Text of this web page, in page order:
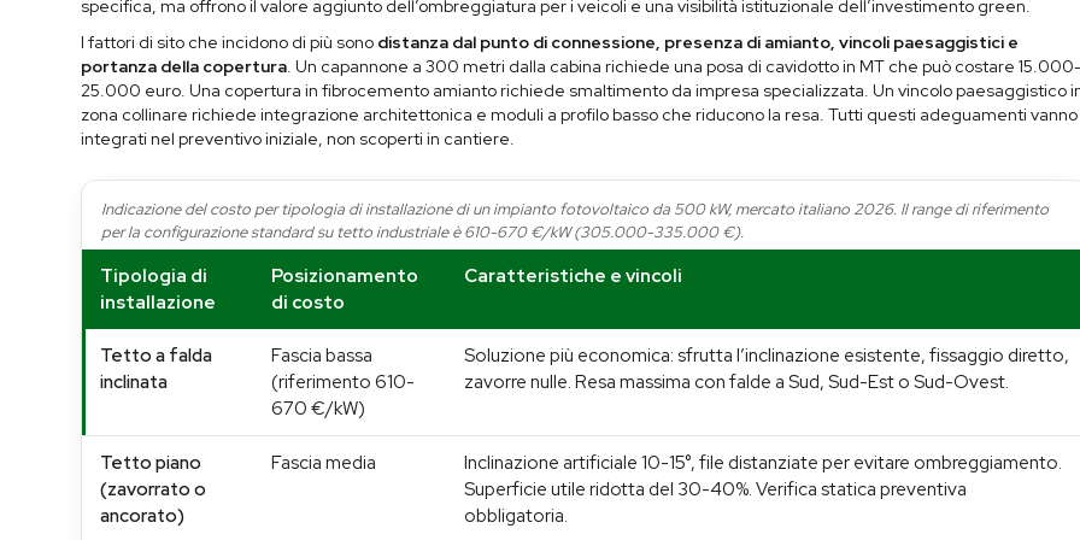
specifica, ma offrono il valore aggiunto dell’ombreggiatura per i veicoli e una visibilità istituzionale dell’investimento green.
I fattori di sito che incidono di più sono distanza dal punto di connessione, presenza di amianto, vincoli paesaggistici e
portanza della copertura. Un capannone a 300 metri dalla cabina richiede una posa di cavidotto in MT che può costare
25.000 euro. Una copertura in fibrocemento amianto richiede smaltimento da impresa specializzata. Un vincolo paesaggistico
zona collinare richiede integrazione architettonica e moduli a profilo basso che riducono la resa. Tutti questi adeguamenti vanno
integrati nel preventivo iniziale, non scoperti in cantiere.
Indicazione del costo per tipologia di installazione di un impianto fotovoltaico da 500 kW, mercato italiano 2026. Il range di riferimento
per la configurazione standard su tetto industriale è 610-670 €/kW (305.000-335.000 €).
Tipologia di
installazione
Posizionamento
di costo
Caratteristiche e vincoli
Tetto a falda
inclinata
Fascia bassa
(riferimento 610-
670 €/kW)
Soluzione più economica: sfrutta l’inclinazione esistente, fissaggio diretto,
zavorre nulle. Resa massima con falde a Sud, Sud-Est o Sud-Ovest.
Tetto piano
(zavorrato o
ancorato)
Fascia media
Inclinazione artificiale 10-15°, file distanziate per evitare ombreggiamento.
Superficie utile ridotta del 30-40%. Verifica statica preventiva
obbligatoria.